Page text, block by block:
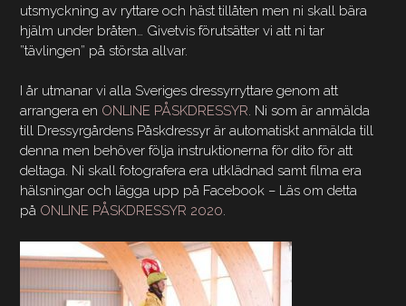
utsmyckning av ryttare och häst tillåten men ni skall bära
hjälm under bråten… Givetvis förutsätter vi att ni tar
”tävlingen” på största allvar.
I år utmanar vi alla Sveriges dressyrryttare genom att
arrangera en ONLINE PÅSKDRESSYR. Ni som är anmälda
till Dressyrgårdens Påskdressyr är automatiskt anmälda till
denna men behöver följa instruktionerna för dito för att
deltaga. Ni skall fotografera era utklädnad samt filma era
hälsningar och lägga upp på Facebook – Läs om detta
på ONLINE PÅSKDRESSYR 2020.